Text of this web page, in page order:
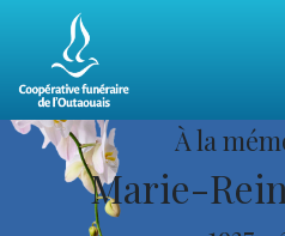
À la
Marie-